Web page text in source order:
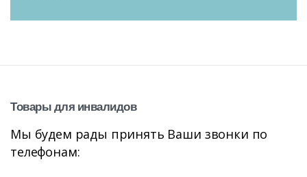
Товарыдля инвалидов
Мы будем рады принять Ваши звонки по
телефонам: